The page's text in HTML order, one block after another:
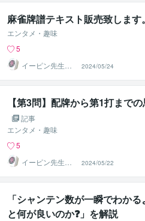
麻雀牌譜テキスト販売致します。
エンタメ・趣味
5
イーピン先生＠
麻雀段位検定保
持者
2024/05/24
【第3問】配牌から第1打まで
記事
エンタメ・趣味
5
イーピン先生＠
麻雀段位検定保
持者
2024/05/22
「シャンテン数が一瞬でわか
と何が良いのか❓」を解説